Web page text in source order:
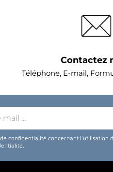
Contactez
Téléphone, E-mail,
confidentialité concernant l'utilisation
.